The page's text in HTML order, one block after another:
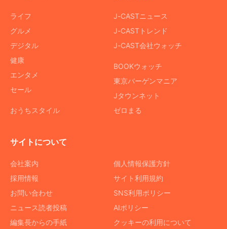
ライフ
グルメ
デジタル
健康
エンタメ
セール
おうちスタイル
J-CASTニュース
J-CASTトレンド
J-CAST会社ウォッチ
BOOKウォッチ
東京バーゲンマニア
Jタウンネット
ゼロまる
サイトについて
会社案内
採用情報
お問い合わせ
ニュース読者投稿
編集長からの手紙
個人情報保護方針
サイト利用規約
SNS利用ポリシー
AIポリシー
クッキーの利用について